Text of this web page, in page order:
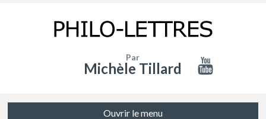
Par
Michèle Tillard
Ouvrir le menu